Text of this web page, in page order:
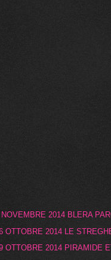
2014 BLERA
OTTOBRE 2014 LE
OTTOBRE 2014 PIRAMIDE